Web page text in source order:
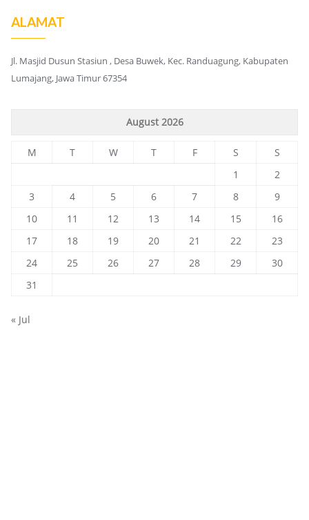
ALAMAT
Jl. Masjid Dusun Stasiun , Desa Buwek, Kec. Randuagung, Kabupaten
Lumajang, Jawa Timur 67354
August 2026
M T W T F S
S
1
2
3
4 5 6 7 8
9
10
11 12 13 14 15
16
17
18 19 20 21 22
23
24
25 26 27 28 29
30
31
« Jul